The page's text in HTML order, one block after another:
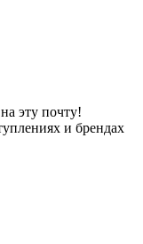
эту почту!
и брендах